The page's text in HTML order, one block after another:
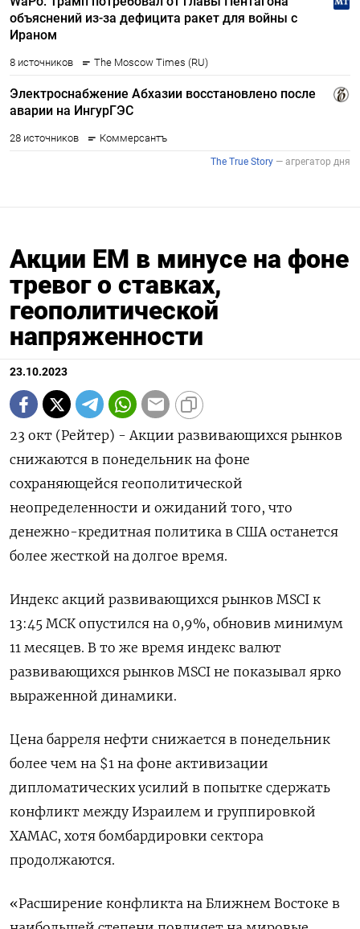
Акции ЕМ в минусе на фоне
тревог о ставках,
геополитической
напряженности
23.10.2023
23 окт (Рейтер) - Акции развивающихся рынков
снижаются в понедельник на фоне
сохраняющейся геополитической
неопределенности и ожиданий того, что
денежно-кредитная политика в США останется
более жесткой на долгое время.
Индекс акций развивающихся рынков MSCI к
13:45 МСК опустился на 0,9%, обновив минимум
11 месяцев. В то же время индекс валют
развивающихся рынков MSCI не показывал ярко
выраженной динамики.
Цена барреля нефти снижается в понедельник
более чем на $1 на фоне активизации
дипломатических усилий в попытке сдержать
конфликт между Израилем и группировкой
ХАМАС, хотя бомбардировки сектора
продолжаются.
«Расширение конфликта на Ближнем Востоке в